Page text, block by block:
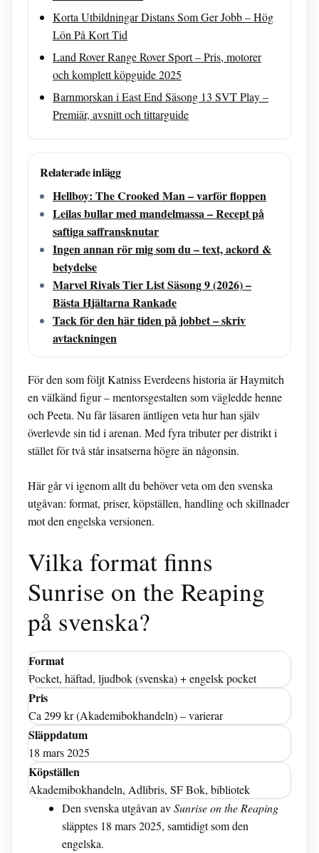
Korta Utbildningar Distans Som Ger Jobb – Hög
Lön På Kort Tid
Land Rover Range Rover Sport – Pris, motorer
och komplett köpguide 2025
Barnmorskan i East End Säsong 13 SVT Play –
Premiär, avsnitt och tittarguide
Relaterade inlägg
Hellboy: The Crooked Man – varför floppen
Leilas bullar med mandelmassa – Recept på
saftiga saffransknutar
Ingen annan rör mig som du – text, ackord &
betydelse
Marvel Rivals Tier List Säsong 9 (2026) –
Bästa Hjältarna Rankade
Tack för den här tiden på jobbet – skriv
avtackningen
För den som följt Katniss Everdeens historia är Haymitch
en välkänd figur – mentorsgestalten som vägledde henne
och Peeta. Nu får läsaren äntligen veta hur han själv
överlevde sin tid i arenan. Med fyra tributer per distrikt i
stället för två står insatserna högre än någonsin.
Här går vi igenom allt du behöver veta om den svenska
utgåvan: format, priser, köpställen, handling och skillnader
mot den engelska versionen.
Vilka format finns
Sunrise on the Reaping
på svenska?
Format
Pocket, häftad, ljudbok (svenska) + engelsk pocket
Pris
Ca 299 kr (Akademibokhandeln) – varierar
Släppdatum
18 mars 2025
Köpställen
Akademibokhandeln, Adlibris, SF Bok, bibliotek
Den svenska utgåvan avSunrise on the Reaping
släpptes 18 mars 2025, samtidigt som den
engelska.